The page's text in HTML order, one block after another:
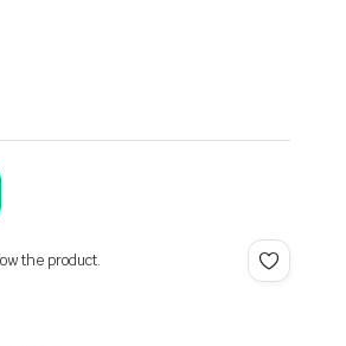
the product.